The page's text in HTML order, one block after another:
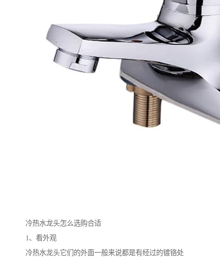
冷热水龙头怎么选购合适
1、看外观
冷热水龙头它们的外面一般来说都是有经过的镀铬处